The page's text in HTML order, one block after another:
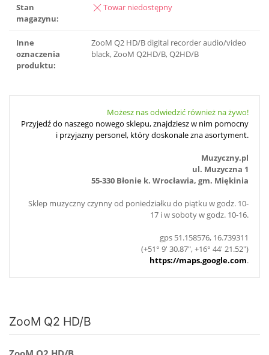
Stan
magazynu:
Towar niedostępny
Inne
oznaczenia
produktu:
ZooM Q2 HD/B digital recorder audio/video
black, ZooM Q2HD/B, Q2HD/B
Możesz nas odwiedzić również na żywo!
Przyjedź do naszego nowego sklepu, znajdziesz w nim pomocny
i przyjazny personel, który doskonale zna asortyment.
Muzyczny.pl
ul. Muzyczna 1
55-330 Błonie k. Wrocławia, gm. Miękinia
Sklep muzyczny czynny od poniedziałku do piątku w godz. 10-
17 i w soboty w godz. 10-16.
gps 51.158576, 16.739311
(+51° 9' 30.87", +16° 44' 21.52")
https://maps.google.com.
ZooM Q2 HD/B